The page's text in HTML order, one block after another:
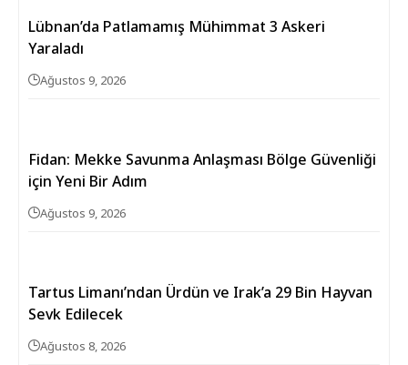
Lübnan’da Patlamamış Mühimmat 3 Askeri
Yaraladı
Ağustos 9, 2026
Fidan: Mekke Savunma Anlaşması Bölge Güvenliği
için Yeni Bir Adım
Ağustos 9, 2026
Tartus Limanı’ndan Ürdün ve Irak’a 29 Bin Hayvan
Sevk Edilecek
Ağustos 8, 2026